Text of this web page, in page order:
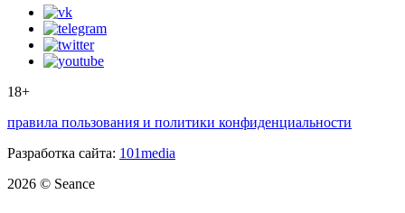
18+
правила пользования и политики конфиденциальности
Разработка сайта: 101media
2026 © Seance